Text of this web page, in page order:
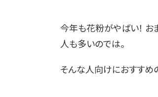
今年も花粉がやばい！ お
人も多いのでは。
そんな人向けにおすすめ